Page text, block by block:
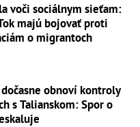
voči sociálnym sieťam:
majú bojovať proti
o migrantoch
obnoví kontroly
s Talianskom: Spor o